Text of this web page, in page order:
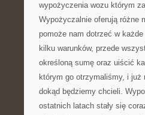
wypożyczenia wozu którym
Wypożyczalnie oferują różne
pomoże nam dotrzeć w
kilku warunków, przede
określoną sumę oraz uiścić
którym go otrzymaliśmy, i już
dokąd będziemy chcieli.
ostatnich latach stały się